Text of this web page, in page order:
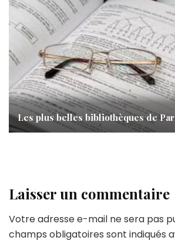
Les plus belles bibliothèques de
Laisser un commentaire
Votre adresse e-mail ne sera pas
champs obligatoires sont indiqués